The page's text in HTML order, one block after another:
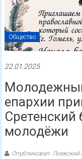
Общество
22.01.2025
епархии
Сретенский
молодёжи
Опубликовал: Лоевский